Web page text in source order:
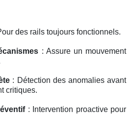
des rails toujours fonctionnels.
: Assure un mouvement
: Détection des anomalies avant
critiques.
: Intervention proactive pour